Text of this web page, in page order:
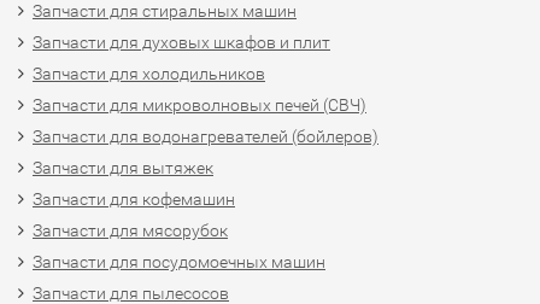
Запчасти для стиральных машин
Запчасти для духовых шкафов и плит
Запчасти для холодильников
Запчасти для микроволновых печей (СВЧ)
Запчасти для водонагревателей (бойлеров)
Запчасти для вытяжек
Запчасти для кофемашин
Запчасти для мясорубок
Запчасти для посудомоечных машин
Запчасти для пылесосов